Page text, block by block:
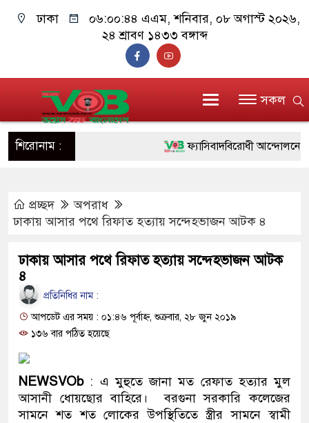
ঢাকা ০৬:০০:৪৫ এএম, শনিবার, ০৮ অগাস্ট ২০২৬,
২৪ শ্রাবণ ১৪৩৩ বঙ্গাব্দ
সকল
শিরোনাম : ফ্যাসিবাদবিরোধী আন্দোলনে
উদ্ধার
প্রধানমন্ত্রী
মাদক কারবারি গ্রেফতার
২৮ লাখ টাকার জাল নোটসহ
প্রচ্ছদ
অপরাধ
ঢাকায় আসার পথে রিফাত হত্যায় সন্দেহভাজন আটক ৪
ঢাকায় আসার পথে রিফাত হত্যায় সন্দেহভাজন আটক
৪
প্রতিনিধির নাম :
আপডেট এর সময় : ০১:৪৬ পূর্বাহ্ন, শুক্রবার, ২৮ জুন ২০১৯
১৩৬ বার পঠিত হয়েছে
NEWSVOb: এ মুহুতে জানা মত রেফাত হত্যার মুল
আসানী ধোয়ছোর বাহিরে। বরগুনা সরকারি কলেজের
সামনে শত শত লোকের উপস্থিতিতে স্ত্রীর সামনে স্বামী